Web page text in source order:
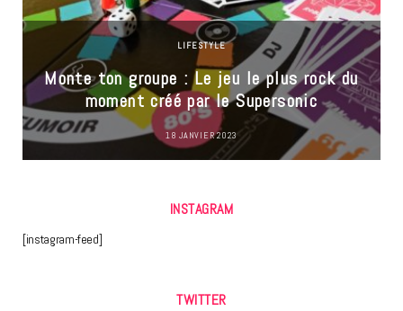
LIFESTYLE
Monte ton groupe : Le jeu le plus rock du
moment créé par le Supersonic
18 JANVIER 2023
INSTAGRAM
[instagram-feed]
TWITTER